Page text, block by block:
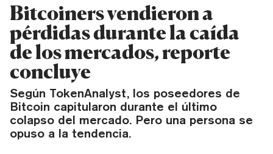
Bitcoiners vendieron a
pérdidas durante la caída
de los mercados, reporte
concluye
Según TokenAnalyst, los poseedores de
Bitcoin capitularon durante el último
colapso del mercado. Pero una persona se
opuso a la tendencia.